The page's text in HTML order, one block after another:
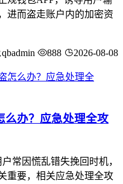
进而盗走账户内的加密资
qbadmin 888 2026-08-08
么办？应急处理全攻
常因慌乱错失挽回时机，
重要，相关应急处理全攻